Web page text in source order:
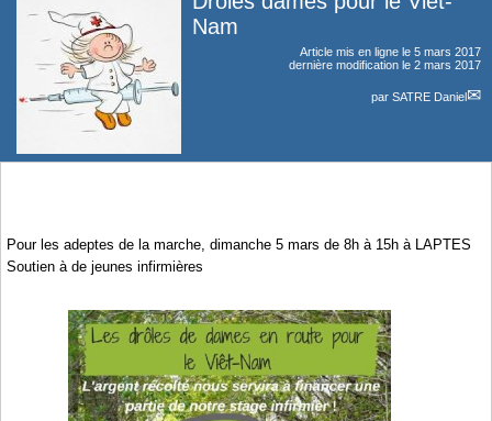
Nam
Article mis en ligne le 5 mars 2017
dernière modification le 2 mars 2017
par SATRE Daniel
Pour les adeptes de la marche, dimanche 5 mars de 8h à 15h à LAPTES
Soutien à de jeunes infirmières